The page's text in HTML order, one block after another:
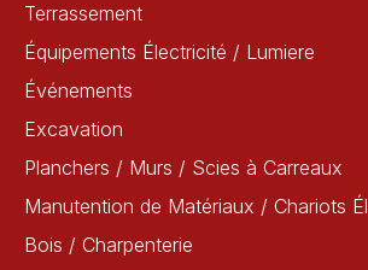
Terrassement
Équipements Électricité / Lumiere
Événements
Excavation
Planchers / Murs / Scies à Carreaux
Manutention de Matériaux / Chariots
Bois / Charpenterie